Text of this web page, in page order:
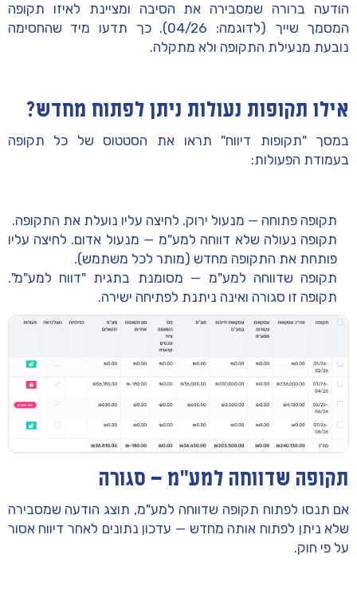
הודעה ברורה שמסבירה את הסיבה ומציינת לאיזו תקופה
המסמך שייך (לדוגמה: 04/26). כך תדעו מיד שהחסימה
נובעת מנעילת התקופה ולא מתקלה.
אילו תקופות נעולות ניתן לפתוח מחדש?
במסך"תקופות דיווח" תראו את הסטטוס של כל תקופה
בעמודת הפעולות:
תקופה פתוחה — מנעול ירוק. לחיצה עליו נועלת את התקופה.
תקופה נעולה שלא דווחה למע"מ — מנעול אדום. לחיצה עליו
פותחת את התקופה מחדש (מותר לכל משתמש).
תקופה שדווחה למע"מ — מסומנת בתגית "דווח למע"מ".
תקופה זו סגורה ואינה ניתנת לפתיחה ישירה.
תקופה שדווחה למע"מ — סגורה
אם תנסו לפתוח תקופה שדווחה למע"מ, תוצג הודעה שמסבירה
שלא ניתן לפתוח אותה מחדש — עדכון נתונים לאחר דיווח אסור
על פי חוק.